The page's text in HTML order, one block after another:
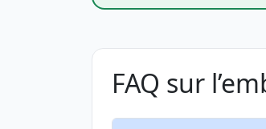
FAQ sur